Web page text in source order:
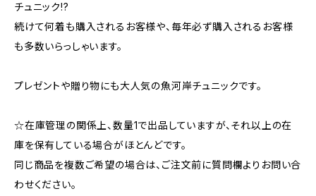
チュニック!?
続けて何着も購入されるお客様や、毎年必ず購入されるお客様
も多数いらっしゃいます。
プレゼントや贈り物にも大人気の魚河岸チュニックです。
☆在庫管理の関係上、数量1で出品していますが、それ以上の在
庫を保有している場合がほとんどです。
同じ商品を複数ご希望の場合は、ご注文前に質問欄よりお問い合
わせください。